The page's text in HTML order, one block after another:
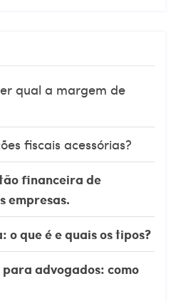
qual a margem de
fiscais acessórias?
financeira de
empresas.
que é e quais os tipos?
advogados: como